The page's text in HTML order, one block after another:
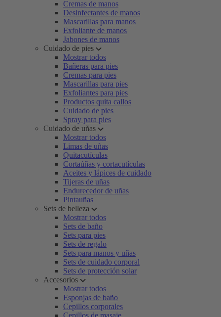
Cremas de manos
Desinfectantes de manos
Mascarillas para manos
Exfoliante de manos
Jabones de manos
Cuidado de pies
Mostrar todos
Bañeras para pies
Cremas para pies
Mascarillas para pies
Exfoliantes para pies
Productos quita callos
Cuidado de pies
Spray para pies
Cuidado de uñas
Mostrar todos
Limas de uñas
Quitacutículas
Cortaúñas y cortacutículas
Aceites y lápices de cuidado
Tijeras de uñas
Endurecedor de uñas
Pintauñas
Sets de belleza
Mostrar todos
Sets de baño
Sets para pies
Sets de regalo
Sets para manos y uñas
Sets de cuidado corporal
Sets de protección solar
Accesorios
Mostrar todos
Esponjas de baño
Cepillos corporales
Cepillos de masaje